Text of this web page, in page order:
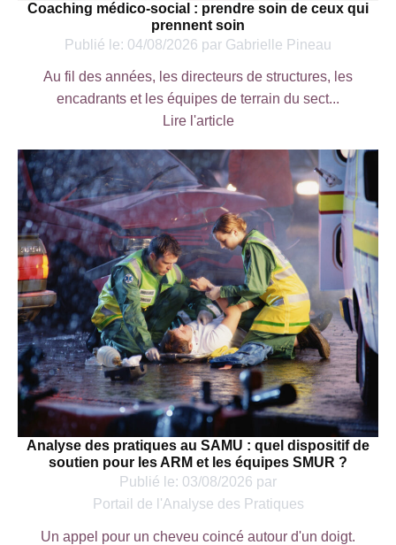
Coaching médico-social : prendre soin de ceux qui
prennent soin
Publié le: 04/08/2026 par Gabrielle Pineau
Au fil des années, les directeurs de structures, les
encadrants et les équipes de terrain du sect...
Lire l'article
Analyse des pratiques au SAMU : quel dispositif de
soutien pour les ARM et les équipes SMUR ?
Publié le: 03/08/2026 par
Portail de l'Analyse des Pratiques
Un appel pour un cheveu coincé autour d'un doigt.